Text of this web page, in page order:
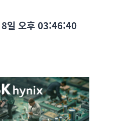
일 오후 03:46:42